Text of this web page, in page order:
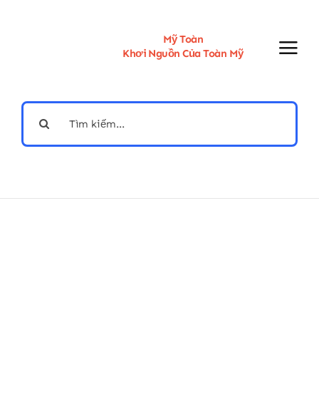
Mỹ Toàn
Khơi Nguồn Của Toàn Mỹ
Search